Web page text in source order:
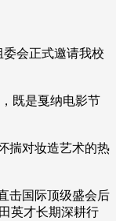
会正式邀请我校
既是戛纳电影节
揣对妆造艺术的热
击国际顶级盛会后
英才长期深耕行